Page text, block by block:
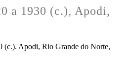
a 1930 (c.), Apodi,
(c.). Apodi, Rio Grande do Norte,